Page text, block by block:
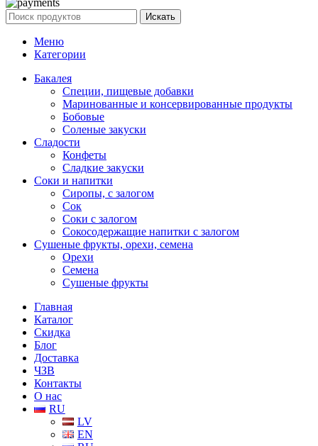
Искать
Меню
Категории
Бакалея
Специи, пищевые добавки
Маринованные и консервированные продукты
Бобовые
Соленые закуски
Сладости
Конфеты
Сладкие закуски
Соки и напитки
Сиропы, с залогом
Сок
Соки с залогом
Сокосодержащие напитки с залогом
Сушеные фрукты, орехи, семена
Орехи
Семена
Сушеные фрукты
Главная
Каталог
Скидка
Блог
Доставка
ЧЗВ
Контакты
О нас
RU
LV
EN